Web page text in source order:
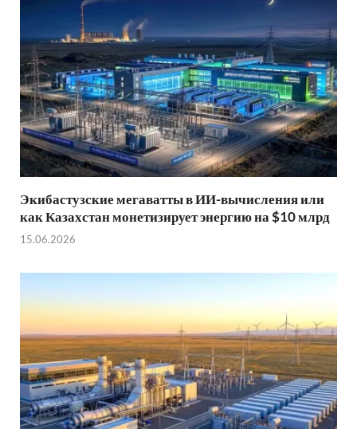
Экибастузские мегаватты в ИИ-вычисления или
как Казахстан монетизирует энергию на $10 млрд
15.06.2026